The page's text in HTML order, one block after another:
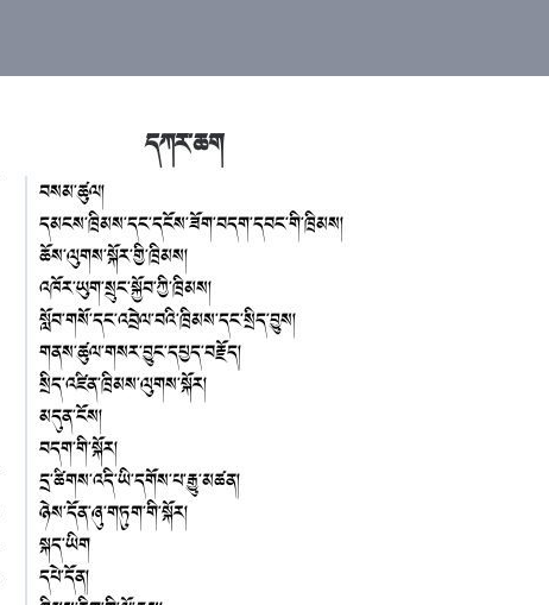
དཀར་ཆག
བསམ་ཚུལ།
དམངས་ཁྲིམས་དང་དངོས་ཟོག་བདག་དབང་གི་ཁྲིམས།
ཆོས་ལུགས་སྐོར་གྱི་ཁྲིམས།
འཁོར་ཡུག་སྲུང་སྐྱོབ་ཀྱི་ཁྲིམས།
སློབ་གསོ་དང་འབྲེལ་བའི་ཁྲིམས་དང་སྲིད་བྱུས།
གནས་ཚུལ་གསར་བྱུང་དཔྱད་བརྗོད།
སྲིད་འཛིན་ཁྲིམས་ལུགས་སྐོར།
མདུན་ངོས།
བདག་གི་སྐོར།
དྲ་ཚིགས་འདི་ཡི་དགོས་པ་རྒྱུ་མཚན།
ཉེས་དོན་ཞུ་གཏུག་གི་སྐོར།
སྐད་ཡིག
དཔེ་དོན།